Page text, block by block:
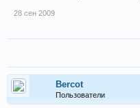
28 сен 2009
Bercot
Пользователи